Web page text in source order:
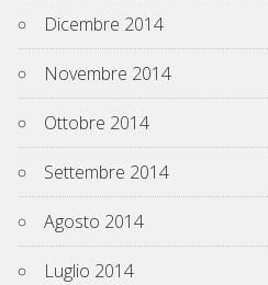
Dicembre 2014
Novembre 2014
Ottobre 2014
Settembre 2014
Agosto 2014
Luglio 2014